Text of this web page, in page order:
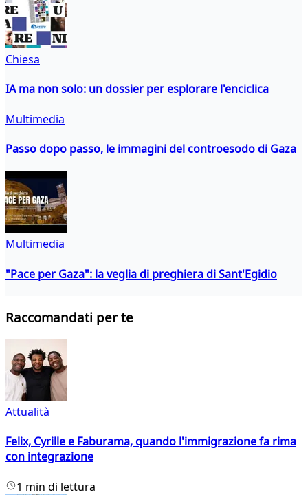
Chiesa
IA ma non solo: un dossier per esplorare l'enciclica
Multimedia
Passo dopo passo, le immagini del controesodo di Gaza
Multimedia
"Pace per Gaza": la veglia di preghiera di Sant'Egidio
Raccomandati per te
Attualità
Felix, Cyrille e Faburama, quando l'immigrazione fa rima
con integrazione
1 min di lettura